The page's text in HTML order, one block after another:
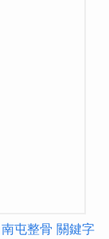
南屯整骨 關鍵字